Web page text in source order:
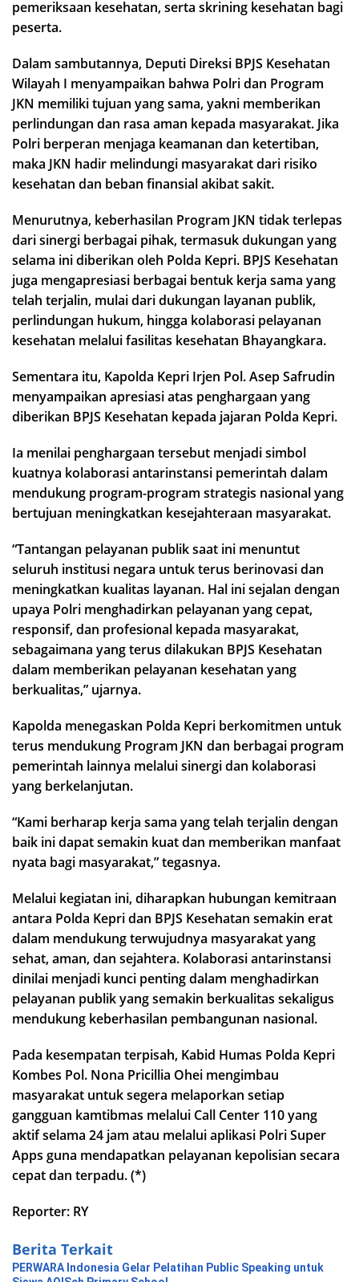
pemeriksaan kesehatan, serta skrining kesehatan bagi
peserta.
Dalam sambutannya, Deputi Direksi BPJS Kesehatan
Wilayah I menyampaikan bahwa Polri dan Program
JKN memiliki tujuan yang sama, yakni memberikan
perlindungan dan rasa aman kepada masyarakat. Jika
Polri berperan menjaga keamanan dan ketertiban,
maka JKN hadir melindungi masyarakat dari risiko
kesehatan dan beban finansial akibat sakit.
Menurutnya, keberhasilan Program JKN tidak terlepas
dari sinergi berbagai pihak, termasuk dukungan yang
selama ini diberikan oleh Polda Kepri. BPJS Kesehatan
juga mengapresiasi berbagai bentuk kerja sama yang
telah terjalin, mulai dari dukungan layanan publik,
perlindungan hukum, hingga kolaborasi pelayanan
kesehatan melalui fasilitas kesehatan Bhayangkara.
Sementara itu, Kapolda Kepri Irjen Pol. Asep Safrudin
menyampaikan apresiasi atas penghargaan yang
diberikan BPJS Kesehatan kepada jajaran Polda Kepri.
Ia menilai penghargaan tersebut menjadi simbol
kuatnya kolaborasi antarinstansi pemerintah dalam
mendukung program-program strategis nasional yang
bertujuan meningkatkan kesejahteraan masyarakat.
“Tantangan pelayanan publik saat ini menuntut
seluruh institusi negara untuk terus berinovasi dan
meningkatkan kualitas layanan. Hal ini sejalan dengan
upaya Polri menghadirkan pelayanan yang cepat,
responsif, dan profesional kepada masyarakat,
sebagaimana yang terus dilakukan BPJS Kesehatan
dalam memberikan pelayanan kesehatan yang
berkualitas,” ujarnya.
Kapolda menegaskan Polda Kepri berkomitmen untuk
terus mendukung Program JKN dan berbagai program
pemerintah lainnya melalui sinergi dan kolaborasi
yang berkelanjutan.
“Kami berharap kerja sama yang telah terjalin dengan
baik ini dapat semakin kuat dan memberikan manfaat
nyata bagi masyarakat,” tegasnya.
Melalui kegiatan ini, diharapkan hubungan kemitraan
antara Polda Kepri dan BPJS Kesehatan semakin erat
dalam mendukung terwujudnya masyarakat yang
sehat, aman, dan sejahtera. Kolaborasi antarinstansi
dinilai menjadi kunci penting dalam menghadirkan
pelayanan publik yang semakin berkualitas sekaligus
mendukung keberhasilan pembangunan nasional.
Pada kesempatan terpisah, Kabid Humas Polda Kepri
Kombes Pol. Nona Pricillia Ohei mengimbau
masyarakat untuk segera melaporkan setiap
gangguan kamtibmas melalui Call Center 110 yang
aktif selama 24 jam atau melalui aplikasi Polri Super
Apps guna mendapatkan pelayanan kepolisian secara
cepat dan terpadu. (*)
Reporter: RY
Berita Terkait
PERWARA Indonesia Gelar Pelatihan Public Speaking untuk